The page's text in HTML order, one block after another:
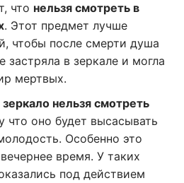
что нельзя смотреть в
. Этот предмет лучше
чтобы после смерти душа
застряла в зеркале и могла
мертвых.
зеркало нельзя смотреть
что оно будет высасывать
Особенно это
время. У таких
под действием